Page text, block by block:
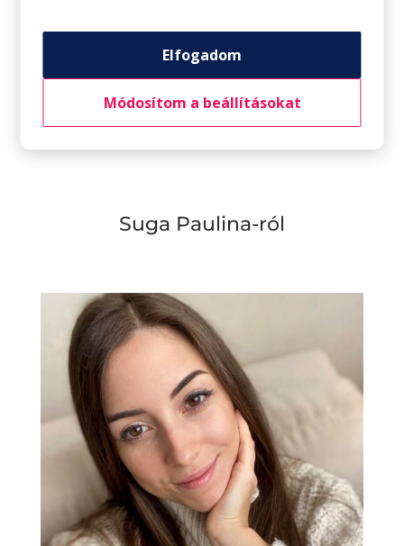
Suga Paulina-ról
Elfogadom
Módosítom a beállításokat